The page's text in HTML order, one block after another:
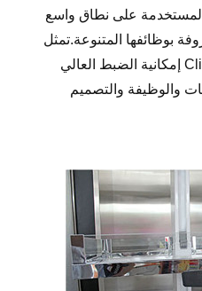
المستخدمة على نطاق واسع
بوظائفها المتنوعة.تمثل
المفصلة عالية السرعة Clip Top إمكانية الضبط العالي
والوظيفة والتصميم